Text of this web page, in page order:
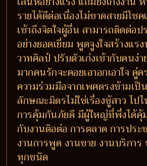
รายได้ดีต่อเนื่องไม่ขาดสายมีโช
เข้าถึงจิตใจผู้อื่น สามารถติดต่อป
อย่างยอดเยี่ยม พูดจูงใจสร้างแร
วาทศิลป์ ปรับตัวเก่งเข้ากับคนง่
มากคนรักจะคอยเอาอกเอาใจ คู่
ความร่วมมือจากเพศตรงข้ามเป็
ลักษณะมิตรไม่ใช่เรื่องชู้สาว ไป
การคุ้มกันภัยดี มีผู้ใหญ่ที่พึ่งได้คุ้
กับงานติอต่อ การตลาด การปร
งานการพูด งานขาย งานบริการ
ทุกชนิด